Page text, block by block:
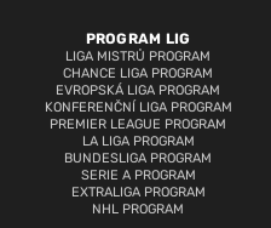
PROGRAM LIG
LIGA MISTRŮ PROGRAM
CHANCE LIGA PROGRAM
EVROPSKÁ LIGA PROGRAM
KONFERENČNÍ LIGA PROGRAM
PREMIER LEAGUE PROGRAM
LA LIGA PROGRAM
BUNDESLIGA PROGRAM
SERIE A PROGRAM
EXTRALIGA PROGRAM
NHL PROGRAM